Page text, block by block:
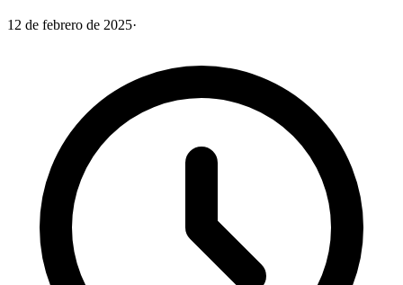
12 de febrero de 2025·